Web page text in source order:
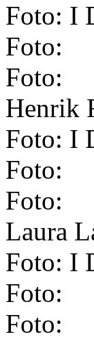
Foto: I
Foto:
Foto:
Henrik
Foto: I
Foto:
Foto:
Laura
Foto: I
Foto:
Foto: